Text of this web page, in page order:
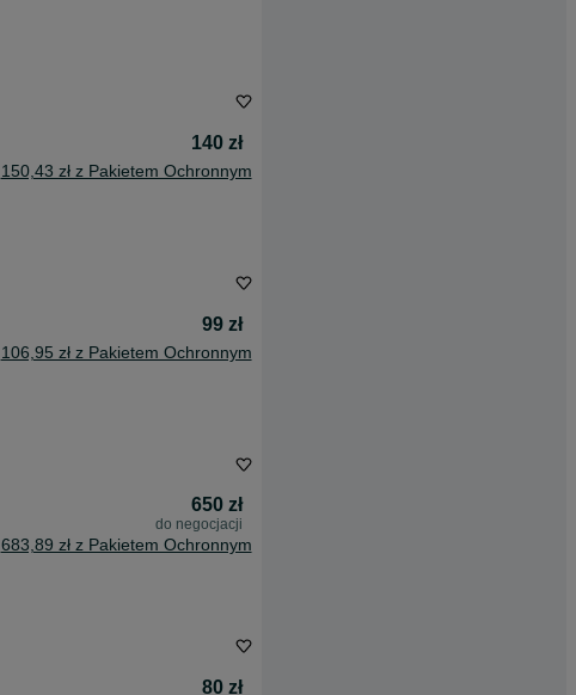
140 zł
150,43 zł z Pakietem Ochronnym
99 zł
106,95 zł z Pakietem Ochronnym
650 zł
do negocjacji
683,89 zł z Pakietem Ochronnym
80 zł